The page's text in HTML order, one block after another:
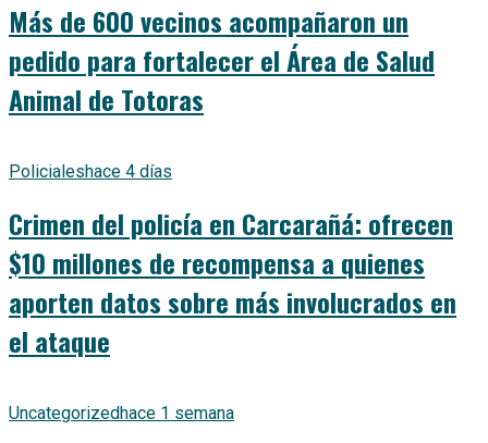
Más de 600 vecinos acompañaron un
pedido para fortalecer el Área de Salud
Animal de Totoras
Policialeshace 4 días
Crimen del policía en Carcarañá: ofrecen
$10 millones de recompensa a quienes
aporten datos sobre más involucrados en
el ataque
Uncategorizedhace 1 semana